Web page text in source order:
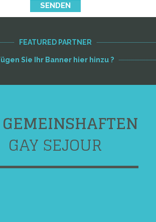
SENDEN
FEATURED PARTNER
Sie Ihr Banner hier hinzu ?
GAY SEJOUR